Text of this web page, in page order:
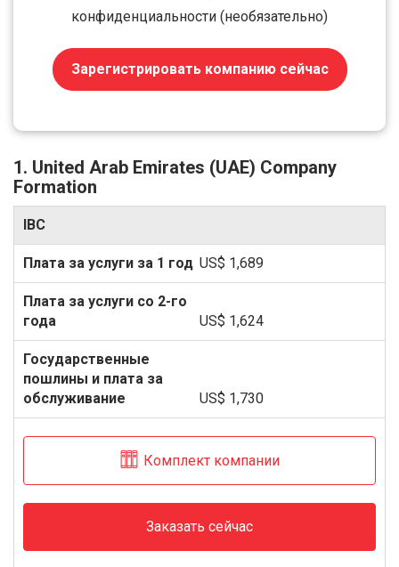
конфиденциальности (необязательно)
Зарегистрировать компанию сейчас
1. United Arab Emirates (UAE) Company
Formation
IBC
US$ 1,689
US$ 1,624
US$ 1,730
Комплект компании
Заказать сейчас